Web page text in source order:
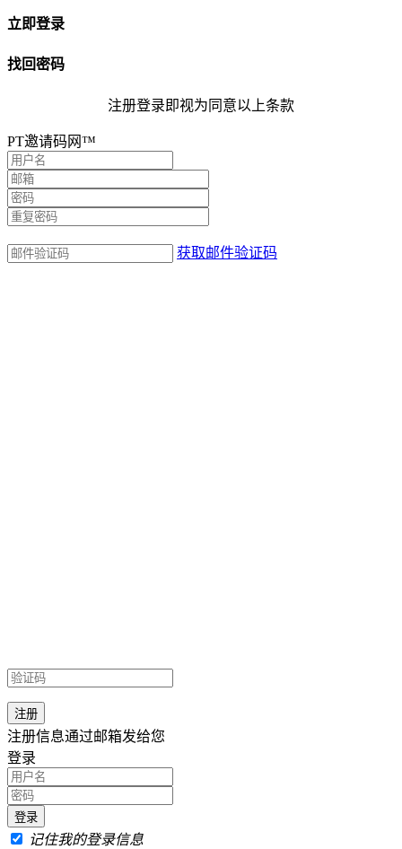
立即登录
找回密码
注册登录即视为同意以上条款
PT邀请码网™
获取邮件验证码
注册信息通过邮箱发给您
登录
记住我的登录信息